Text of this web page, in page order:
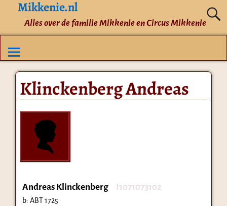
Mikkenie.nl
Alles over de familie Mikkenie en Circus Mikkenie
Klinckenberg Andreas
Andreas Klinckenberg I1071073102
b: ABT 1725